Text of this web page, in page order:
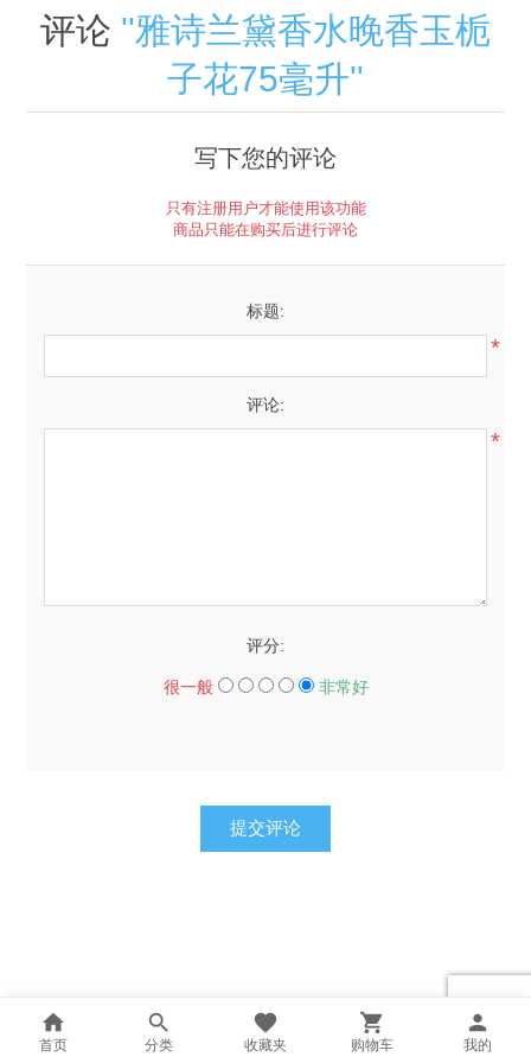
评论
雅诗兰黛香水晚香玉栀
子花75毫升
写下您的评论
只有注册用户才能使用该功能
商品只能在购买后进行评论
标题:
*
评论:
*
评分:
很一般 非常好
提交评论
首页 分类 收藏夹 购物车 我的